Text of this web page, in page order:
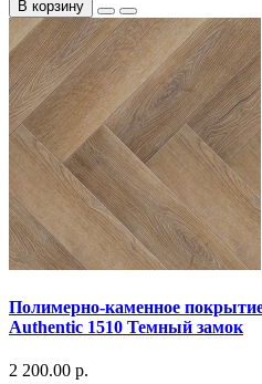
В корзину
Полимерно-каменное
Authentic 1510 Темный замок
2 200.00 р.